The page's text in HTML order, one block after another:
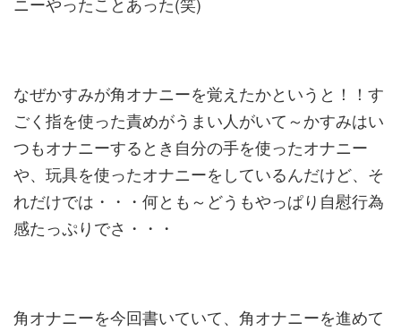
なぜかすみが角オナニーを覚えたかというと！！す
ごく指を使った責めがうまい人がいて～かすみはい
つもオナニーするとき自分の手を使ったオナニー
や、玩具を使ったオナニーをしているんだけど、そ
れだけでは・・・何とも～どうもやっぱり自慰行為
感たっぷりでさ・・・
角オナニーを今回書いていて、角オナニーを進めて